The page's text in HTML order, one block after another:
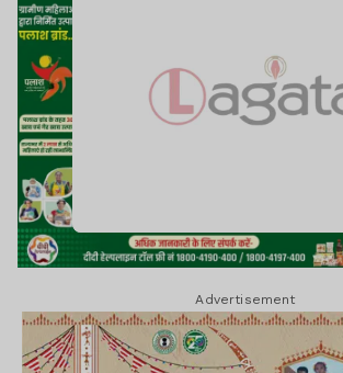
Advertisement